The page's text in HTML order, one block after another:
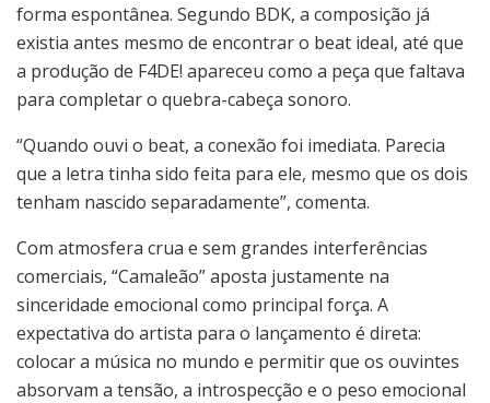
forma espontânea. Segundo BDK, a composição já
existia antes mesmo de encontrar o beat ideal, até que
a produção de F4DE! apareceu como a peça que faltava
para completar o quebra-cabeça sonoro.
“Quando ouvi o beat, a conexão foi imediata. Parecia
que a letra tinha sido feita para ele, mesmo que os dois
tenham nascido separadamente”, comenta.
Com atmosfera crua e sem grandes interferências
comerciais, “Camaleão” aposta justamente na
sinceridade emocional como principal força. A
expectativa do artista para o lançamento é direta:
colocar a música no mundo e permitir que os ouvintes
absorvam a tensão, a introspecção e o peso emocional